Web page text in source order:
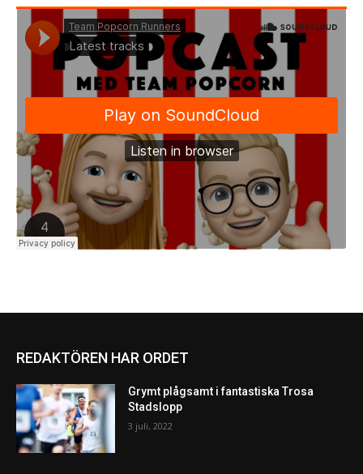
REDAKTÖREN HAR ORDET
Grymt plågsamt i fantastiska Trosa
Stadslopp
3 juli, 2022